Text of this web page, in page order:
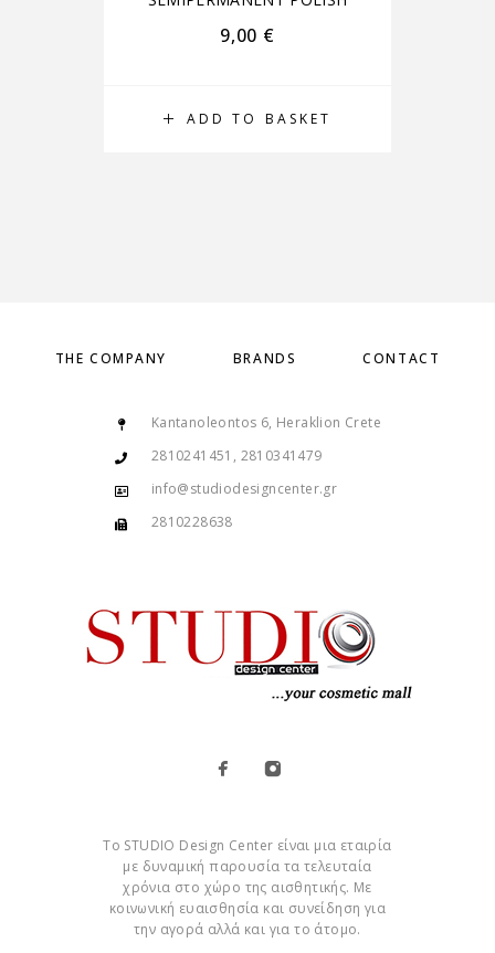
ADD TO BASKET
9,00 €
THE COMPANY BRANDS CONTACT
Kantanoleontos 6, Heraklion Crete
2810241451, 2810341479
info@studiodesigncenter.gr
2810228638
Το STUDIO Design Center είναι μια εταιρία
με δυναμική παρουσία τα τελευταία
χρόνια στο χώρο της αισθητικής. Με
κοινωνική ευαισθησία και συνείδηση για
την αγορά αλλά και για το άτομο.